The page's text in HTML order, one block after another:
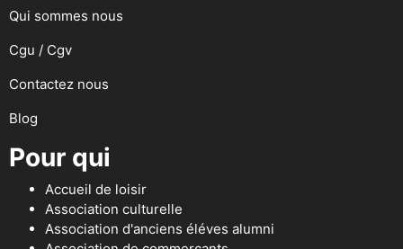
Qui sommes nous
Cgu / Cgv
Contactez nous
Blog
Pour qui
Accueil de loisir
Association culturelle
Association d'anciens éléves alumni